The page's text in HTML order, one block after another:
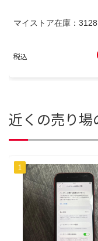
マイストア在庫： 3128
税込
近くの売り場